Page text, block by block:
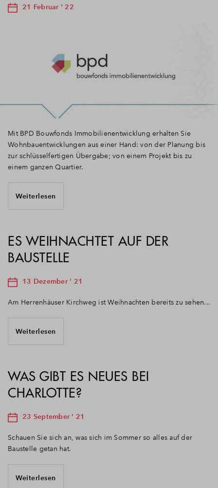
21 Februar ' 22
Mit BPD Bouwfonds Immobilienentwicklung erhalten Sie
Wohnbauentwicklungen aus einer Hand: von der Planung bis
zur schlüsselfertigen Übergabe; von einem Projekt bis zu
einem ganzen Quartier.
Weiterlesen
ES WEIHNACHTET AUF DER
BAUSTELLE
13 Dezember ' 21
Am Herrenhäuser Kirchweg ist Weihnachten bereits zu sehen...
Weiterlesen
WAS GIBT ES NEUES BEI
CHARLOTTE?
23 September ' 21
Schauen Sie sich an, was sich im Sommer so alles auf der
Baustelle getan hat.
Weiterlesen